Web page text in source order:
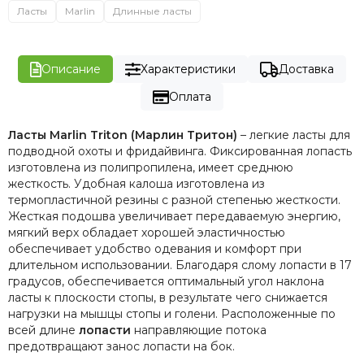
Ласты Marlin Длинные ласты
Описание Характеристики
Доставка
Оплата
Ласты Marlin Triton (Марлин Тритон) – легкие ласты для
подводной охоты и фридайвинга. Фиксированная лопасть
изготовлена из полипропилена, имеет среднюю
жесткость. Удобная калоша изготовлена из
термопластичной резины с разной степенью жесткости.
Жесткая подошва увеличивает передаваемую энергию,
мягкий верх обладает хорошей эластичностью
обеспечивает удобство одевания и комфорт при
длительном использовании. Благодаря слому лопасти в 17
градусов, обеспечивается оптимальный угол наклона
ласты к плоскости стопы, в результате чего снижается
нагрузки на мышцы стопы и голени. Расположенные по
всей длине лопасти направляющие потока
предотвращают занос лопасти на бок.